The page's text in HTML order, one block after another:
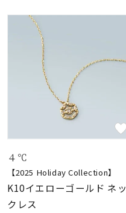
４℃
【2025 Holiday Collection】
K10イエローゴールド ネッ
クレス